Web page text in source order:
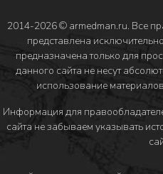
2014-2026 © armedman.ru. Все
представлена
предназначена только для
данного сайта не несут
использование
Информация для
сайта не забываем указывать